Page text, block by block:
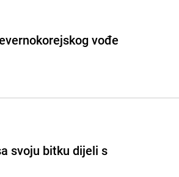
vođe
svoju bitku dijeli s